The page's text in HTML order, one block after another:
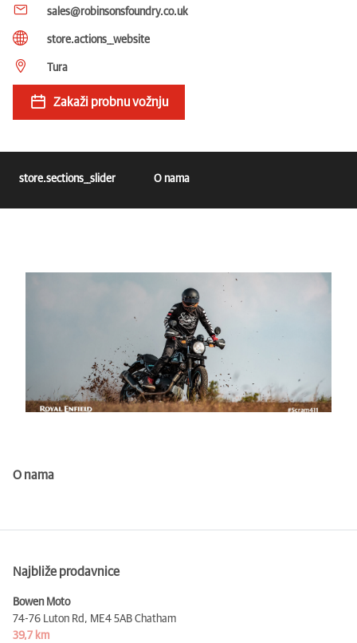
sales@robinsonsfoundry.co.uk
store.actions__website
Tura
Zakaži probnu vožnju
store.sections__slider O nama
O nama
Najbliže prodavnice
Bowen Moto
74-76 Luton Rd, ME4 5AB Chatham
39,7 km